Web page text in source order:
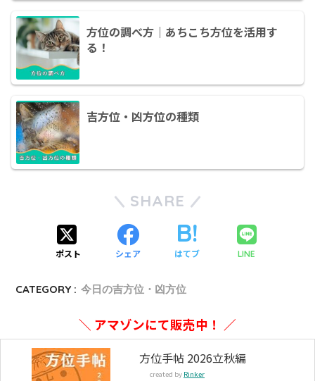
方位の調べ方｜あちこち方位を活用す
る！
吉方位・凶方位の種類
SHARE
ポスト シェア はてブ LINE
CATEGORY : 今日の吉方位・凶方位
＼ アマゾンにて販売中！ ／
方位手帖 2026立秋編
created by Rinker